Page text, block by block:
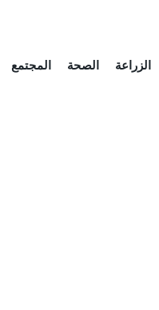
الزراعة الصحة المجتمع